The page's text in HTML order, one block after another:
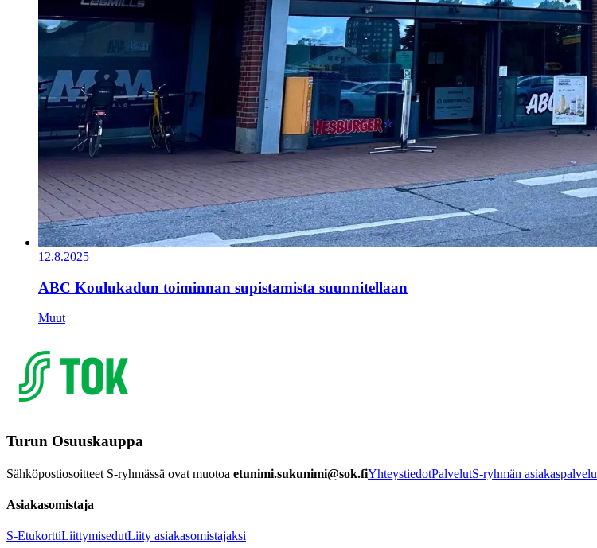
12.8.2025
ABC Koulukadun toiminnan supistamista suunnitellaan
Muut
Turun Osuuskauppa
Sähköpostiosoitteet S-ryhmässä ovat muotoa etunimi.sukunimi@sok.fiYhteystiedotPalvelutS-ryhmän asiakaspalvelu
Asiakasomistaja
S-EtukorttiLiittymisedutLiity asiakasomistajaksi